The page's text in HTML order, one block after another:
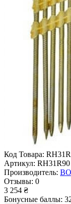
Код Товара:
Артикул: RH31R90
Производитель:
Отзывы: 0
3 254 ₴
Бонусные баллы: